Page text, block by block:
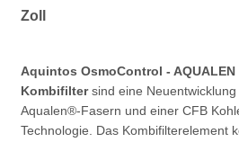
Zoll
Aquintos OsmoControl - AQUALEN
Kombifiltersind eine
Aqualen®-Fasern und einer CFB
Technologie. Das Kombifilterelement